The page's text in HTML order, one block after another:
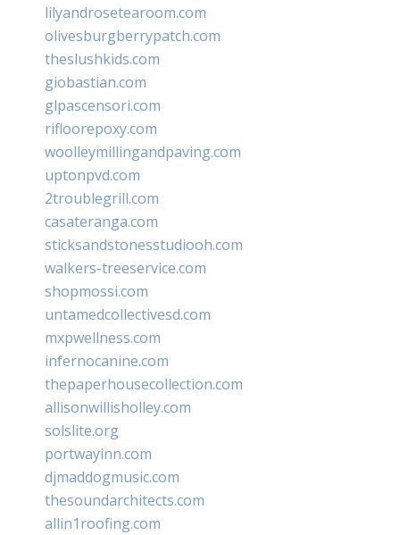
lilyandrosetearoom.com
olivesburgberrypatch.com
theslushkids.com
giobastian.com
glpascensori.com
rifloorepoxy.com
woolleymillingandpaving.com
uptonpvd.com
2troublegrill.com
casateranga.com
sticksandstonesstudiooh.com
walkers-treeservice.com
shopmossi.com
untamedcollectivesd.com
mxpwellness.com
infernocanine.com
thepaperhousecollection.com
allisonwillisholley.com
solslite.org
portwayinn.com
djmaddogmusic.com
thesoundarchitects.com
allin1roofing.com